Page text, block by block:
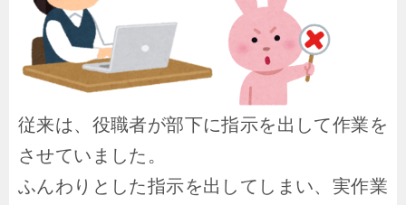
従来は、役職者が部下に指示を出して作業を
させていました。
ふんわりとした指示を出してしまい、実作業